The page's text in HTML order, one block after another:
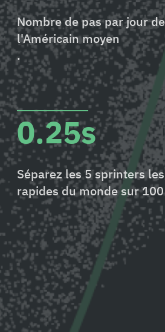
Nombre de pas par jour de
l'Américain moyen
.
0.25s
Séparez les 5 sprinters
rapides du monde sur